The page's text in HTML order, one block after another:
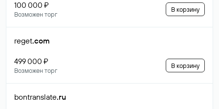
100 000 ₽
Возможен торг
В корзину
reget.com
499 000 ₽
Возможен торг
В корзину
bontranslate.ru